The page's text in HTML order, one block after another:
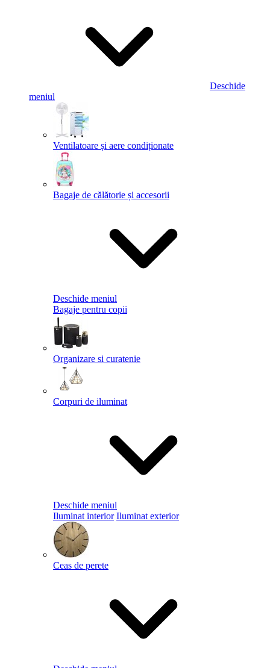
Deschide
meniul
Ventilatoare și aere condiționate
Bagaje de călătorie și accesorii
Deschide meniul
Bagaje pentru copii
Organizare si curatenie
Corpuri de iluminat
Deschide meniul
Iluminat interior Iluminat exterior
Ceas de perete